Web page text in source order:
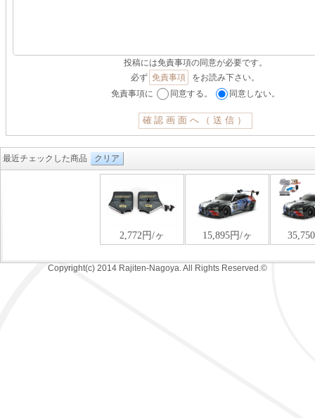
投稿には免責事項の同意が必要です。
必ず 免責事項
をお読み下さい。
免責事項に
同意する。 同意しない。
最近チェックした商品 クリア
Copyright(c) 2014 Rajiten-Nagoya. All Rights Reserved.©